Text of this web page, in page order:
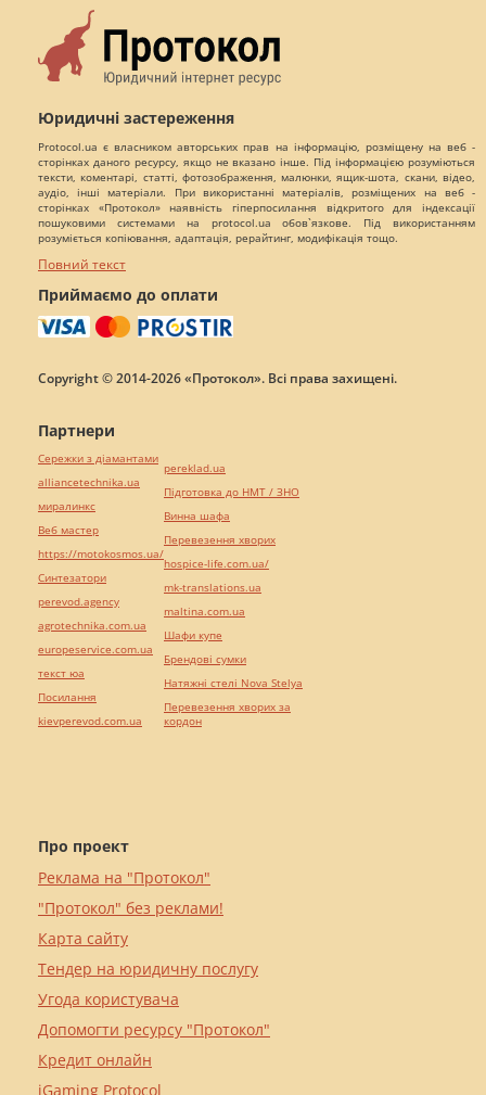
Юридичні застереження
Protocol.ua є власником авторських прав на інформацію, розміщену на веб -
сторінках даного ресурсу, якщо не вказано інше. Під інформацією розуміються
тексти, коментарі, статті, фотозображення, малюнки, ящик-шота, скани, відео,
аудіо, інші матеріали. При використанні матеріалів, розміщених на веб -
сторінках «Протокол» наявність гіперпосилання відкритого для індексації
пошуковими системами на protocol.ua обов`язкове. Під використанням
розуміється копіювання, адаптація, рерайтинг, модифікація тощо.
Повний текст
Приймаємо до оплати
Copyright © 2014-2026 «Протокол». Всі права захищені.
Про проект
Реклама на "Протокол"
"Протокол" без реклами!
Карта сайту
Тендер на юридичну послугу
Угода користувача
Допомогти ресурсу "Протокол"
Кредит онлайн
iGaming Protocol
Партнери
Сережки з діамантами
alliancetechnika.ua
миралинкс
Веб мастер
https://motokosmos.ua/
Синтезатори
perevod.agency
agrotechnika.com.ua
europeservice.com.ua
текст юа
Посилання
kievperevod.com.ua
pereklad.ua
Підготовка до НМТ / ЗНО
Винна шафа
Перевезення хворих
hospice-life.com.ua/
mk-translations.ua
maltina.com.ua
Шафи купе
Брендові сумки
Натяжні стелі Nova Stelya
Перевезення хворих за
кордон